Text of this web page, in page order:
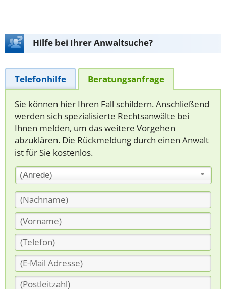
Hilfe bei Ihrer Anwaltsuche?
Telefonhilfe Beratungsanfrage
Sie können hier Ihren Fall schildern. Anschließend
werden sich spezialisierte Rechtsanwälte bei
Ihnen melden, um das weitere Vorgehen
abzuklären. Die Rückmeldung durch einen Anwalt
ist für Sie kostenlos.
(Anrede)